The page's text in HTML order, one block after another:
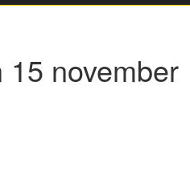
15 november